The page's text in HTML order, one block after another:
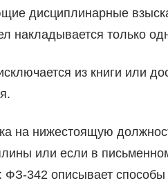
дисциплинарные
накладывается только
из книги или
на нижестоящую
или если в
342 описывает